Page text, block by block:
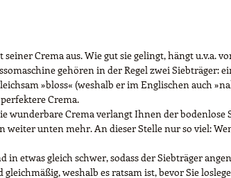
Crema aus. Wie gut sie gelingt, hängt
gehören in der Regel zwei Siebträger:
»bloss« (weshalb er im Englischen auch
Crema.
wunderbare Crema verlangt Ihnen der
weiter unten mehr. An dieser Stelle nur so viel:
etwas gleich schwer, sodass der Siebträger
weshalb es ratsam ist, bevor Sie